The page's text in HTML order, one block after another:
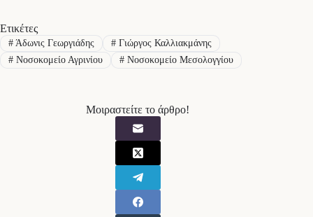
Ετικέτες
#Άδωνις Γεωργιάδης #Γιώργος Καλλιακμάνης
#Νοσοκομείο Αγρινίου #Νοσοκομείο Μεσολογγίου
Μοιραστείτε το άρθρο!